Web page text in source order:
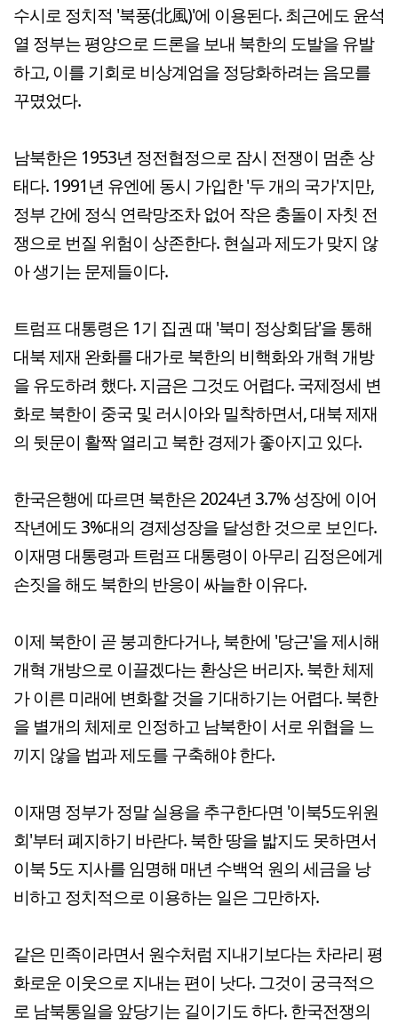
수시로 정치적 '북풍(北風)'에 이용된다. 최근에도 윤석
열 정부는 평양으로 드론을 보내 북한의 도발을 유발
하고, 이를 기회로 비상계엄을 정당화하려는 음모를
꾸몄었다.
남북한은 1953년 정전협정으로 잠시 전쟁이 멈춘 상
태다. 1991년 유엔에 동시 가입한 '두 개의 국가'지만,
정부 간에 정식 연락망조차 없어 작은 충돌이 자칫 전
쟁으로 번질 위험이 상존한다. 현실과 제도가 맞지 않
아 생기는 문제들이다.
트럼프 대통령은 1기 집권 때 '북미 정상회담'을 통해
대북 제재 완화를 대가로 북한의 비핵화와 개혁 개방
을 유도하려 했다. 지금은 그것도 어렵다. 국제정세 변
화로 북한이 중국 및 러시아와 밀착하면서, 대북 제재
의 뒷문이 활짝 열리고 북한 경제가 좋아지고 있다.
한국은행에 따르면 북한은 2024년 3.7% 성장에 이어
작년에도 3%대의 경제성장을 달성한 것으로 보인다.
이재명 대통령과 트럼프 대통령이 아무리 김정은에게
손짓을 해도 북한의 반응이 싸늘한 이유다.
이제 북한이 곧 붕괴한다거나, 북한에 '당근'을 제시해
개혁 개방으로 이끌겠다는 환상은 버리자. 북한 체제
가 이른 미래에 변화할 것을 기대하기는 어렵다. 북한
을 별개의 체제로 인정하고 남북한이 서로 위협을 느
끼지 않을 법과 제도를 구축해야 한다.
이재명 정부가 정말 실용을 추구한다면 '이북5도위원
회'부터 폐지하기 바란다. 북한 땅을 밟지도 못하면서
이북 5도 지사를 임명해 매년 수백억 원의 세금을 낭
비하고 정치적으로 이용하는 일은 그만하자.
같은 민족이라면서 원수처럼 지내기보다는 차라리 평
화로운 이웃으로 지내는 편이 낫다. 그것이 궁극적으
로 남북통일을 앞당기는 길이기도 하다. 한국전쟁의